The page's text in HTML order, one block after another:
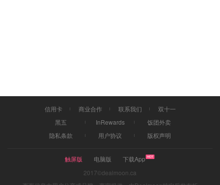
信用卡 商业合作 联系我们
双十一
黑五
InRewards
饭团外卖
隐私条款
用户协议 版权声明
触屏版 电脑版
下载App
2017©dealmoon.ca